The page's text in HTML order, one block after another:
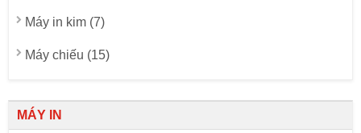
Máy in kim (7)
Máy chiếu (15)
MÁY IN